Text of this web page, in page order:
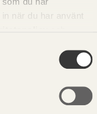
när du har använt
att dina